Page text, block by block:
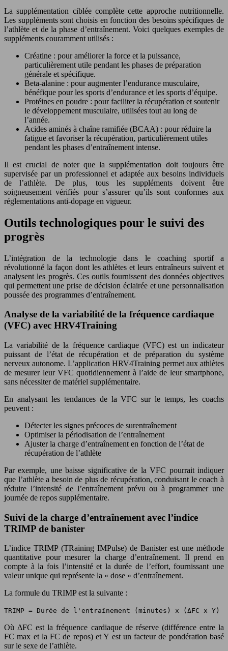
La supplémentation ciblée complète cette approche nutritionnelle.
Les suppléments sont choisis en fonction des besoins spécifiques de
l’athlète et de la phase d’entraînement. Voici quelques exemples de
suppléments couramment utilisés :
Créatine : pour améliorer la force et la puissance,
particulièrement utile pendant les phases de préparation
générale et spécifique.
Beta-alanine : pour augmenter l’endurance musculaire,
bénéfique pour les sports d’endurance et les sports d’équipe.
Protéines en poudre : pour faciliter la récupération et soutenir
le développement musculaire, utilisées tout au long de
l’année.
Acides aminés à chaîne ramifiée (BCAA) : pour réduire la
fatigue et favoriser la récupération, particulièrement utiles
pendant les phases d’entraînement intense.
Il est crucial de noter que la supplémentation doit toujours être
supervisée par un professionnel et adaptée aux besoins individuels
de l’athlète. De plus, tous les suppléments doivent être
soigneusement vérifiés pour s’assurer qu’ils sont conformes aux
réglementations anti-dopage en vigueur.
Outils technologiques pour le suivi des
progrès
L’intégration de la technologie dans le coaching sportif a
révolutionné la façon dont les athlètes et leurs entraîneurs suivent et
analysent les progrès. Ces outils fournissent des données objectives
qui permettent une prise de décision éclairée et une personnalisation
poussée des programmes d’entraînement.
Analyse de la variabilité de la fréquence cardiaque
(VFC) avec HRV4Training
La variabilité de la fréquence cardiaque (VFC) est un indicateur
puissant de l’état de récupération et de préparation du système
nerveux autonome. L’application HRV4Training permet aux athlètes
de mesurer leur VFC quotidiennement à l’aide de leur smartphone,
sans nécessiter de matériel supplémentaire.
En analysant les tendances de la VFC sur le temps, les coachs
peuvent :
Détecter les signes précoces de surentraînement
Optimiser la périodisation de l’entraînement
Ajuster la charge d’entraînement en fonction de l’état de
récupération de l’athlète
Par exemple, une baisse significative de la VFC pourrait indiquer
que l’athlète a besoin de plus de récupération, conduisant le coach à
réduire l’intensité de l’entraînement prévu ou à programmer une
journée de repos supplémentaire.
Suivi de la charge d’entraînement avec l’indice
TRIMP de banister
L’indice TRIMP (TRaining IMPulse) de Banister est une méthode
quantitative pour mesurer la charge d’entraînement. Il prend en
compte à la fois l’intensité et la durée de l’effort, fournissant une
valeur unique qui représente la « dose » d’entraînement.
La formule du TRIMP est la suivante :
TRIMP = Durée de l'entraînement (minutes) x (ΔFC x Y)
Où ΔFC est la fréquence cardiaque de réserve (différence entre la
FC max et la FC de repos) et Y est un facteur de pondération basé
sur le sexe de l’athlète.